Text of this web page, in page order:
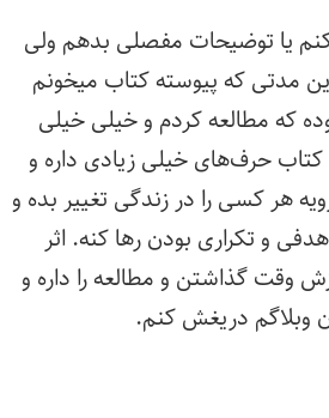
یا توضیحات مفصلی بدهم ولی
مدتی که پیوسته کتاب‌ میخونم
که مطالعه کردم و خیلی خیلی
حرف‌های خیلی زیادی داره و
هر کسی را در زندگی تغییر بده و
و تکراری بودن رها کنه. اثر
وقت گذاشتن و مطالعه را داره و
وبلاگم دریغش کنم.